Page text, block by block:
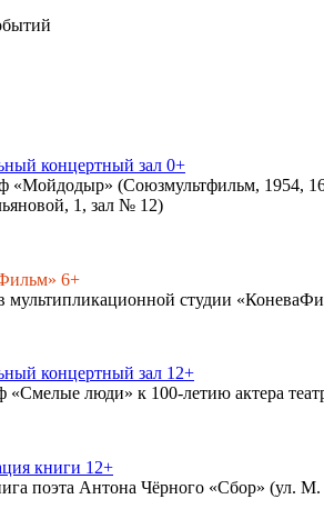
концертный зал 0+
«Мойдодыр» (Союзмультфильм, 1954,
1, зал № 12)
6+
мультипликационной студии
концертный зал 12+
«Смелые люди» к 100-летию актера
книги 12+
поэта Антона Чёрного «Сбор» (ул.